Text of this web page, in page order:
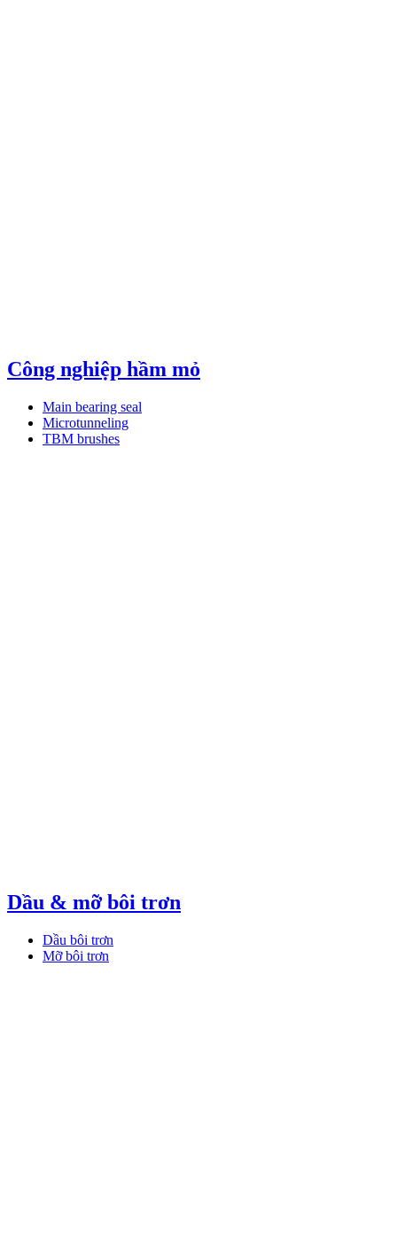
Công nghiệp hầm mỏ
Main bearing seal
Microtunneling
TBM brushes
Dầu & mỡ bôi trơn
Dầu bôi trơn
Mỡ bôi trơn